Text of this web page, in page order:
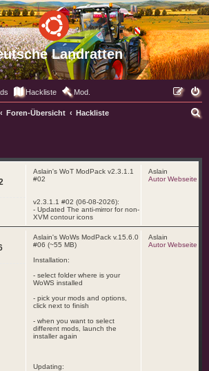
Landratten
Hackliste Mod.
Foren-Übersicht Hackliste
Aslain's WoT ModPack v2.3.1.1
#02
v2.3.1.1 #02 (06-08-2026):
- Updated The anti-mirror for non-
XVM contour icons
Aslain
Autor Webseite
Aslain's WoWs ModPack v.15.6.0
#06 (~55 MB)
Installation:
- select folder where is your
WoWS installed
- pick your mods and options,
click next to finish
- when you want to select
different mods, launch the
installer again
Updating:
Aslain
Autor Webseite